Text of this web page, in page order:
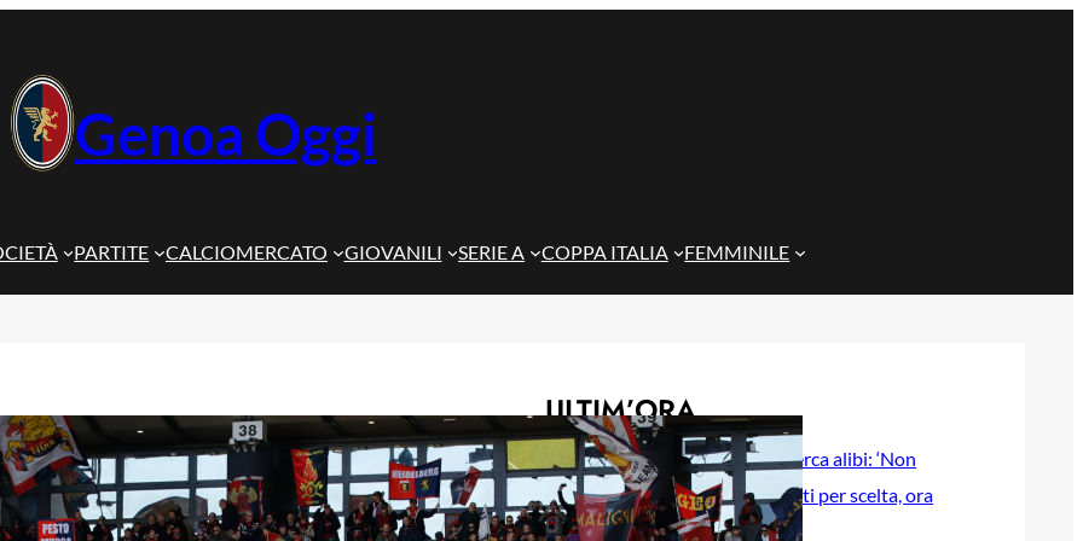
Genoa Oggi
PARTITE CALCIOMERCATO GIOVANILI SERIE A COPPA ITALIA FEMMINILE
ULTIM’ORA
De Rossi non cerca alibi: ‘Non
eravamo brillanti per scelta, ora
testa alla Coppa Italia’